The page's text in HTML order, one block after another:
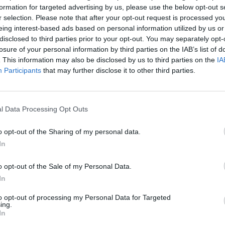
for targeted advertising by us, please use the below opt-out
selection. Please note that after your opt-out request is processed
interest-based ads based on personal information utilized by us
to third parties prior to your opt-out. You may separately
of your personal information by third parties on the IAB’s list of
This information may also be disclosed by us to third parties on the
Participants that may further disclose it to other third parties.
Data Processing Opt Outs
opt-out of the Sharing of my personal data.
opt-out of the Sale of my Personal Data.
opt-out of processing my Personal Data for Targeted
témakörben Varga Mihály
a Nemzetgazdasági Minisztérium által szervezett,
beindításáig" nevet viselő konferencia. Volt szó
a "helyes útra", ezekből tanulva kell megtervezni a jövőbeli
három fontos kihívást nevezett meg, ami
portfolio.hu hírarchívumához tartozik, melynek olvasása